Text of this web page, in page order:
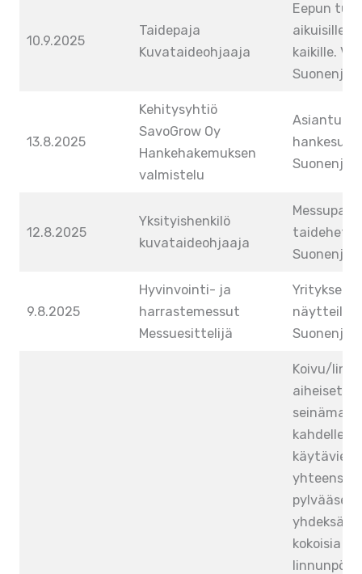
10.9.2025
Taidepaja
Kuvataideohjaaja
Eepun
aikuisille-
kaikille.
Suonenjoki
13.8.2025
Kehitysyhtiö
SavoGrow Oy
Hankehakemuksen
valmistelu
Suonenjoki
12.8.2025
Yksityishenkilö
kuvataideohjaaja
Suonenjoki
9.8.2025
Hyvinvointi- ja
harrastemessut
Messuesittelijä
Yrityksen
Suonenjoki
Koivu/
aiheiset
kahdelle
käytävien
yhteensä
yhdeksän,
kokoisia